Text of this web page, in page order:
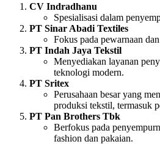
CV Indradhanu
Spesialisasi dalam
PT Sinar Abadi Textiles
Fokus pada pewarnaan
PT Indah Jaya Tekstil
Menyediakan layanan
teknologi modern.
PT Sritex
Perusahaan besar yang
produksi tekstil, termasuk
PT Pan Brothers Tbk
Berfokus pada
fashion dan pakaian.